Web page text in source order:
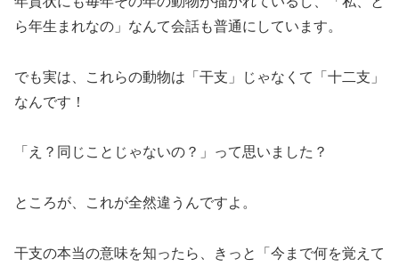
ら年生まれなの」なんて会話も普通にしています。
でも実は、これらの動物は「干支」じゃなくて「十二支」
なんです！
「え？同じことじゃないの？」って思いました？
ところが、これが全然違うんですよ。
干支の本当の意味を知ったら、きっと「今まで何を覚えて